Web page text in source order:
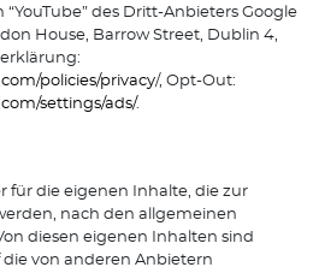
des Dritt-Anbieters Google
House, Barrow Street, Dublin 4,
policies/privacy/, Opt-Out:
settings/ads/.
für die eigenen Inhalte, die zur
nach den allgemeinen
diesen eigenen Inhalten sind
die von anderen Anbietern